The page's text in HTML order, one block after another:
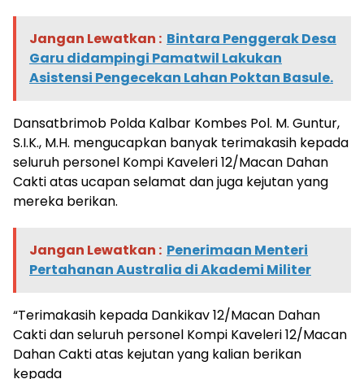
Jangan Lewatkan : Bintara Penggerak Desa
Garu didampingi Pamatwil Lakukan
Asistensi Pengecekan Lahan Poktan Basule.
Dansatbrimob Polda Kalbar Kombes Pol. M. Guntur,
S.I.K., M.H. mengucapkan banyak terimakasih kepada
seluruh personel Kompi Kaveleri 12/Macan Dahan
Cakti atas ucapan selamat dan juga kejutan yang
mereka berikan.
Jangan Lewatkan : Penerimaan Menteri
Pertahanan Australia di Akademi Militer
“Terimakasih kepada Dankikav 12/Macan Dahan
Cakti dan seluruh personel Kompi Kaveleri 12/Macan
Dahan Cakti atas kejutan yang kalian berikan
kepada